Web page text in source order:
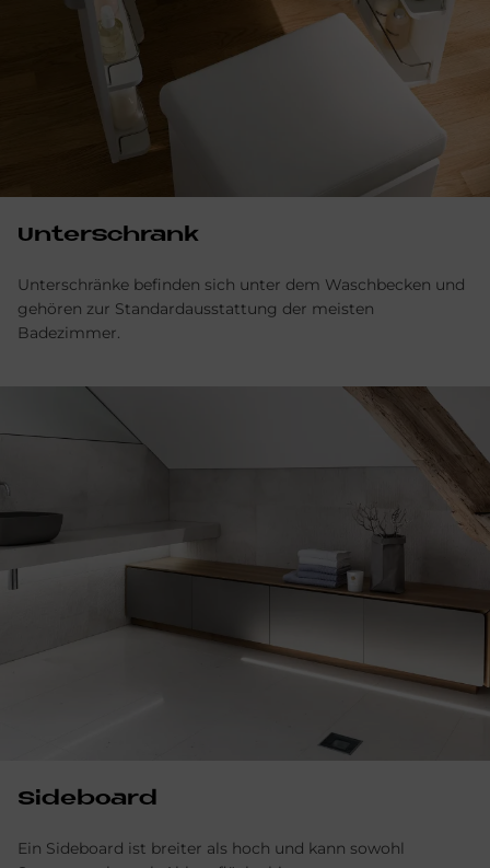
Un­ter­schrank
Unterschränke befinden sich unter dem Waschbecken und
gehören zur Standardausstattung der meisten
Badezimmer.
Si­de­board
Ein Sideboard ist breiter als hoch und kann sowohl